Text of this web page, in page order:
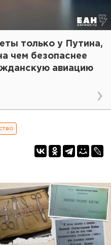
только у Путина,
чем безопаснее
авиацию